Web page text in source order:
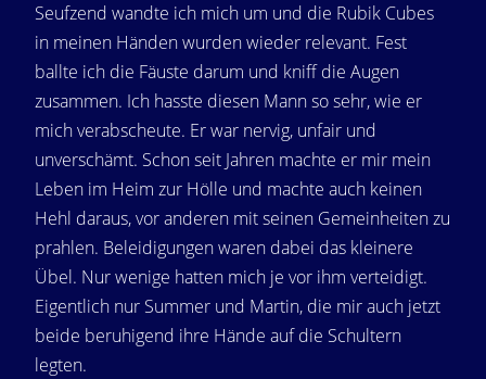
Seufzend wandte ich mich um und die Rubik Cubes
in meinen Händen wurden wieder relevant. Fest
ballte ich die Fäuste darum und kniff die Augen
zusammen. Ich hasste diesen Mann so sehr, wie er
mich verabscheute. Er war nervig, unfair und
unverschämt. Schon seit Jahren machte er mir mein
Leben im Heim zur Hölle und machte auch keinen
Hehl daraus, vor anderen mit seinen Gemeinheiten zu
prahlen. Beleidigungen waren dabei das kleinere
Übel. Nur wenige hatten mich je vor ihm verteidigt.
Eigentlich nur Summer und Martin, die mir auch jetzt
beide beruhigend ihre Hände auf die Schultern
legten.